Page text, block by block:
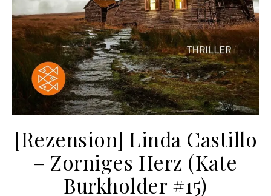
[Rezension] Linda Castillo
– Zorniges Herz (Kate
Burkholder #15)